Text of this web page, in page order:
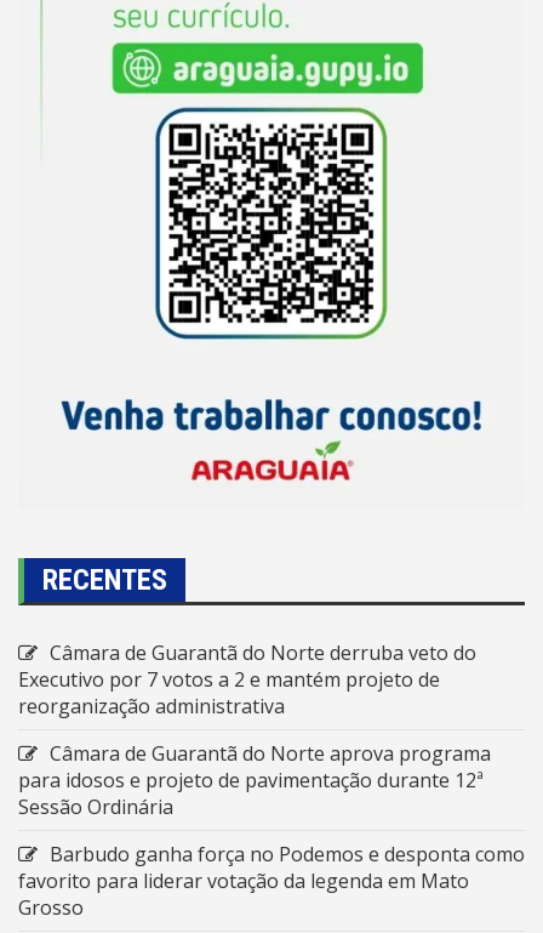
RECENTES
Câmara de Guarantã do Norte derruba veto do
Executivo por 7 votos a 2 e mantém projeto de
reorganização administrativa
Câmara de Guarantã do Norte aprova programa
para idosos e projeto de pavimentação durante 12ª
Sessão Ordinária
Barbudo ganha força no Podemos e desponta como
favorito para liderar votação da legenda em Mato
Grosso